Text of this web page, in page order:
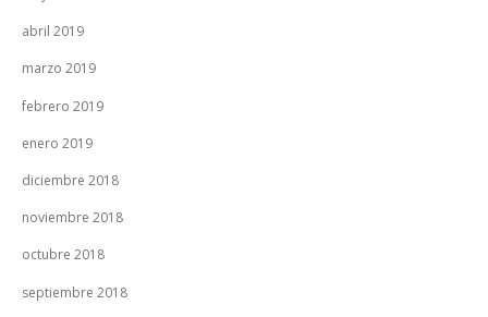
abril 2019
marzo 2019
febrero 2019
enero 2019
diciembre 2018
noviembre 2018
octubre 2018
septiembre 2018